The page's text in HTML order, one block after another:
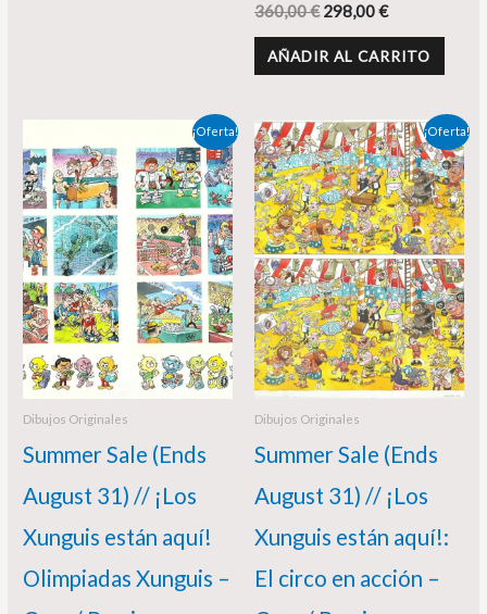
360,00€ 298,00€
AÑADIR AL CARRITO
¡Oferta!
Dibujos Originales
Summer Sale (Ends
August 31) // ¡Los
Xunguis están aquí!
Olimpiadas Xunguis –
precio
original
era:
350,00 €.
precio
actual
es:
340,00 €.
¡Oferta!
Dibujos Originales
Summer Sale (Ends
August 31) // ¡Los
Xunguis están aquí!:
El circo en acción –
El
precio
original
era:
385,00 €.
El
precio
actual
es:
350,00 €.